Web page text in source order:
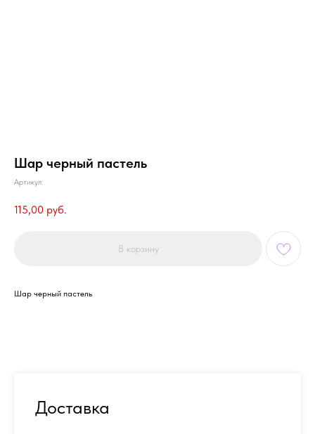
Шар черный пастель
Артикул:
115,00 руб.
В корзину
Шар черный пастель
Доставка